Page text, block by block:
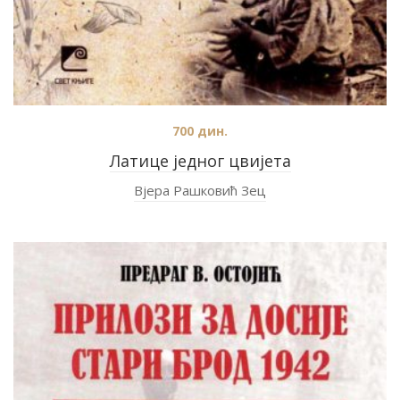
Латице једног цвијета
700 дин.
Вјера Рашковић Зец